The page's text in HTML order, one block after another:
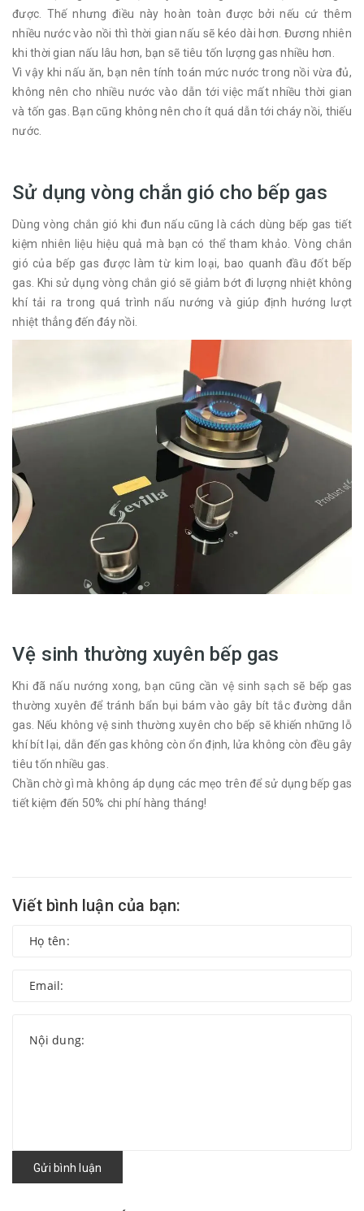
được. Thế nhưng điều này hoàn toàn được bởi nếu cứ thêm
nhiều nước vào nồi thì thời gian nấu sẽ kéo dài hơn. Đương nhiên
khi thời gian nấu lâu hơn, bạn sẽ tiêu tốn lượng gas nhiều hơn.
Vì vậy khi nấu ăn, bạn nên tính toán mức nước trong nồi vừa đủ,
không nên cho nhiều nước vào dẫn tới việc mất nhiều thời gian
và tốn gas. Bạn cũng không nên cho ít quá dẫn tới cháy nồi, thiếu
nước.
Sử dụng vòng chắn gió cho bếp gas
Dùng vòng chắn gió khi đun nấu cũng là cách dùng bếp gas tiết
kiệm nhiên liệu hiệu quả mà bạn có thể tham khảo. Vòng chắn
gió của bếp gas được làm từ kim loại, bao quanh đầu đốt bếp
gas. Khi sử dụng vòng chắn gió sẽ giảm bớt đi lượng nhiệt không
khí tải ra trong quá trình nấu nướng và giúp định hướng lượt
nhiệt thẳng đến đáy nồi.
Vệ sinh thường xuyên bếp gas
Khi đã nấu nướng xong, bạn cũng cần vệ sinh sạch sẽ bếp gas
thường xuyên để tránh bẩn bụi bám vào gây bít tắc đường dẫn
gas. Nếu không vệ sinh thường xuyên cho bếp sẽ khiến những lỗ
khí bít lại, dẫn đến gas không còn ổn định, lửa không còn đều gây
tiêu tốn nhiều gas.
Chần chờ gì mà không áp dụng các mẹo trên để sử dụng bếp gas
tiết kiệm đến 50% chi phí hàng tháng!
Viết bình luận của bạn:
Gửi bình luận